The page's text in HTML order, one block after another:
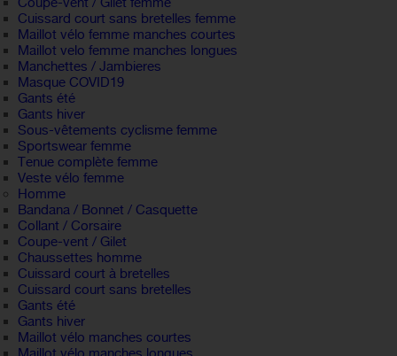
Cuissard court sans bretelles femme
Maillot vélo femme manches courtes
Maillot velo femme manches longues
Manchettes / Jambieres
Masque COVID19
Gants été
Gants hiver
Sous-vêtements cyclisme femme
Sportswear femme
Tenue complète femme
Veste vélo femme
Homme
Bandana / Bonnet / Casquette
Collant / Corsaire
Coupe-vent / Gilet
Chaussettes homme
Cuissard court à bretelles
Cuissard court sans bretelles
Gants été
Gants hiver
Maillot vélo manches courtes